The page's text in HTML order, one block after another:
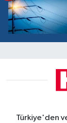
Türkiye'den